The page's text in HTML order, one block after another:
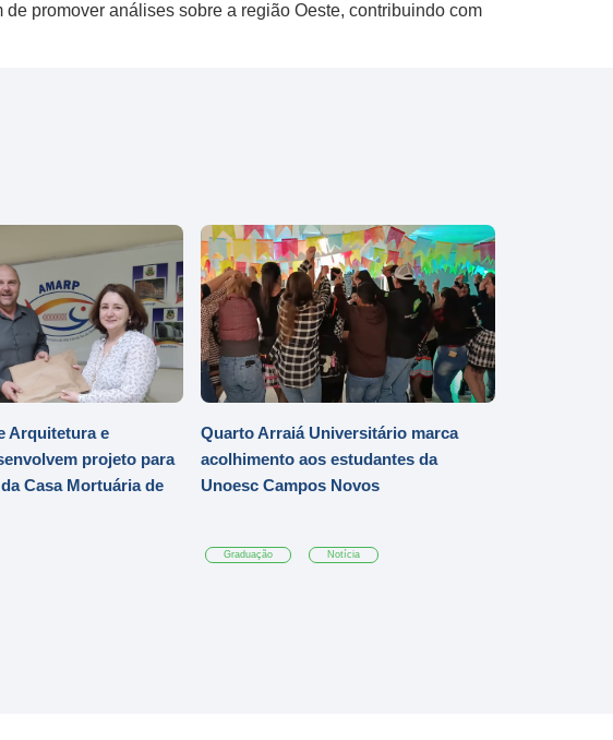
promover análises sobre a região Oeste, contribuindo com
Arquitetura e
projeto para
Casa Mortuária de
Quarto Arraiá Universitário marca
acolhimento aos estudantes da
Unoesc Campos Novos
Graduação Notícia